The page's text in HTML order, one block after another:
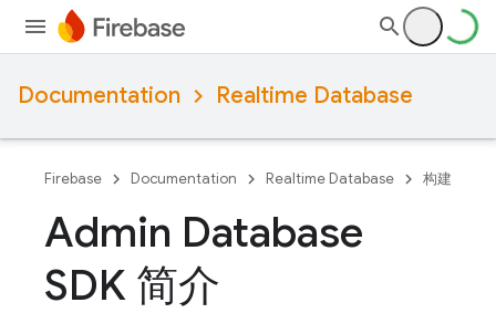
Documentation Realtime Database
Firebase Documentation Realtime Database 构建
Admin Database
SDK 简介